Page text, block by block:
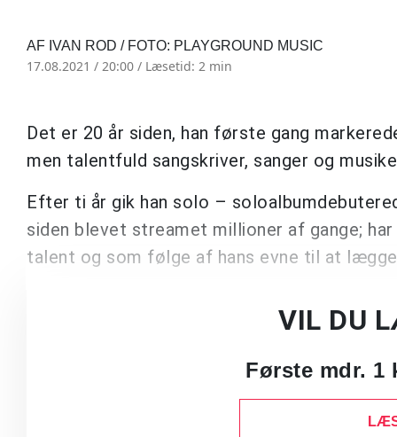
AF IVAN ROD / FOTO: PLAYGROUND MUSIC
17.08.2021 / 20:00 / Læsetid: 2 min
Det er 20 år siden, han første gang
men talentfuld sangskriver, sanger og
Efter ti år gik han solo –
siden blevet streamet millioner af gange;
talent og som følge af hans evne til at lægge
VIL DU
Første mdr.